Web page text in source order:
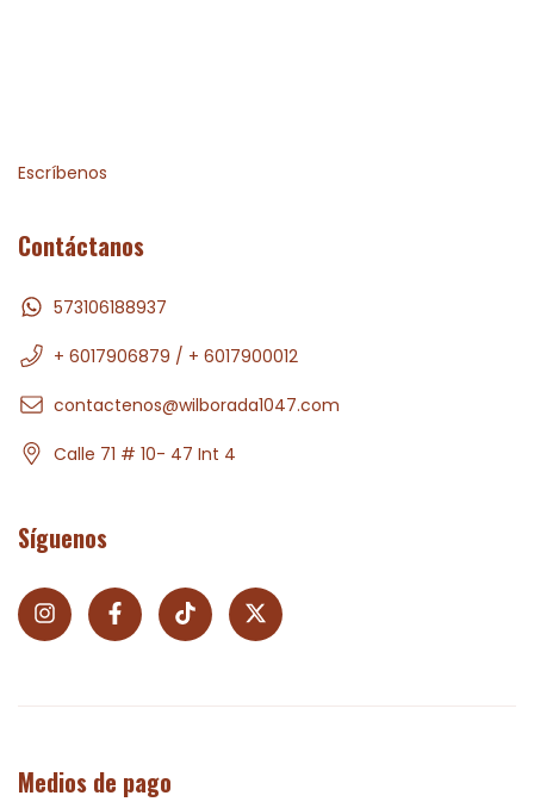
Escríbenos
Contáctanos
573106188937
+ 6017906879 / + 6017900012
contactenos@wilborada1047.com
Calle 71 # 10- 47 Int 4
Síguenos
Medios de pago